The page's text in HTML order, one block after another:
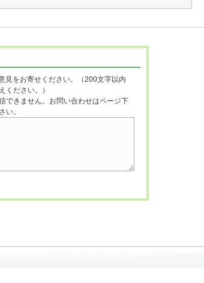
見をお寄せください。（200文字以内
ください。）
できません。お問い合わせはページ下
い。